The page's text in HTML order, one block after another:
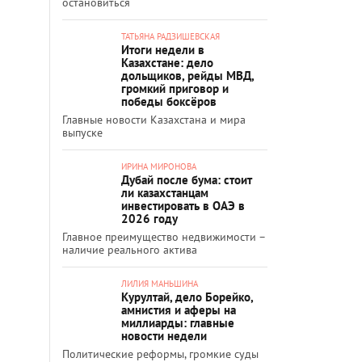
ТАТЬЯНА РАДЗИШЕВСКАЯ
Итоги недели в
Казахстане: дело
дольщиков, рейды МВД,
громкий приговор и
победы боксёров
Главные новости Казахстана и мира
выпуске
ИРИНА МИРОНОВА
Дубай после бума: стоит
ли казахстанцам
инвестировать в ОАЭ в
2026 году
Главное преимущество недвижимости –
наличие реального актива
ЛИЛИЯ МАНЬШИНА
Курултай, дело Борейко,
амнистия и аферы на
миллиарды: главные
новости недели
Политические реформы, громкие суды